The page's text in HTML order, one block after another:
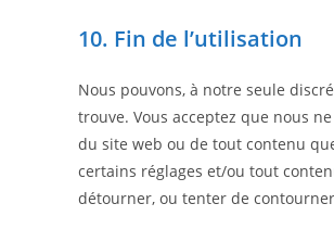
10. Fin de l’utilisation
Nous pouvons, à notre seule
trouve. Vous acceptez que nous
du site web ou de tout contenu
certains réglages et/ou tout
détourner, ou tenter de